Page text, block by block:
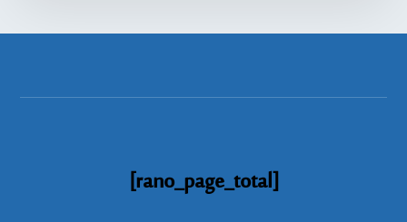
[rano_page_total]